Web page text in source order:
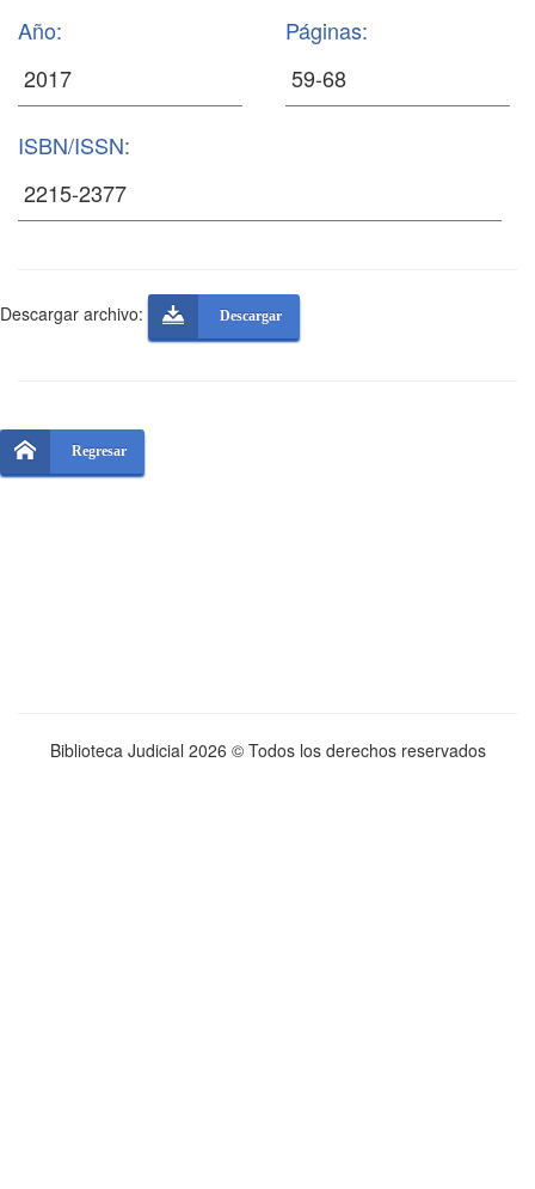
Año: Páginas:
ISBN/ISSN:
Descargar archivo: Descargar
Regresar
Biblioteca Judicial 2026 © Todos los derechos reservados